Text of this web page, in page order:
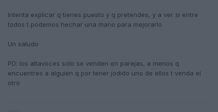
Intenta explicar q tienes puesto y q pretendes, y a ver si entre
todos t podemos hechar una mano para mejorarlo
Un saludo
PD: los altavoces solo se venden en parejas, a menos q
encuentres a alguien q por tener jodido uno de ellos t venda el
otro